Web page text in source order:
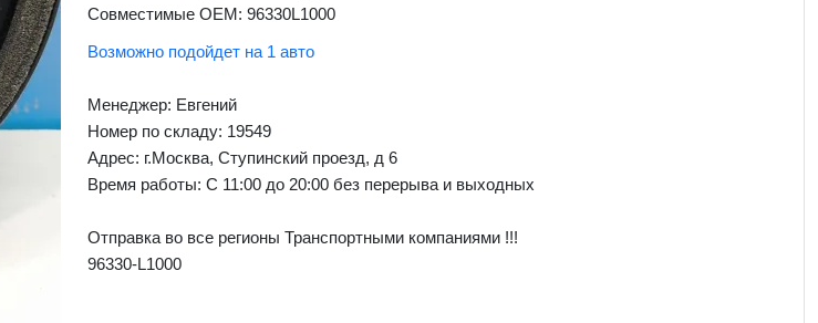
Совместимые OEM: 96330L1000
Возможно подойдет на 1 авто
Менеджер: Евгений
Номер по складу: 19549
Адрес: г.Москва, Ступинский проезд, д 6
Время работы: С 11:00 до 20:00 без перерыва и выходных
Отправка во все регионы Транспортными компаниями !!!
96330-L1000